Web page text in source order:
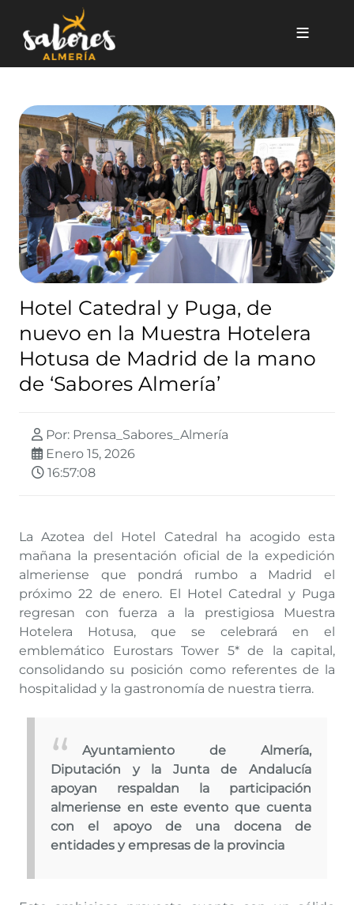
Hotel Catedral y Puga, de
Hotel Catedral y Puga, de
nuevo en la Muestra Hotelera
Hotusa de Madrid de la mano
de ‘Sabores Almería’
Por: Prensa_Sabores_Almería
Enero 15, 2026
16:57:08
La Azotea del Hotel Catedral ha acogido esta
mañana la presentación oficial de la expedición
almeriense que pondrá rumbo a Madrid el
próximo 22 de enero. El Hotel Catedral y Puga
regresan con fuerza a la prestigiosa Muestra
Hotelera Hotusa, que se celebrará en el
emblemático Eurostars Tower 5* de la capital,
consolidando su posición como referentes de la
hospitalidad y la gastronomía de nuestra tierra.
Ayuntamiento de Almería,
Diputación y la Junta de Andalucía
apoyan respaldan la participación
almeriense en este evento que cuenta
con el apoyo de una docena de
entidades y empresas de la provincia